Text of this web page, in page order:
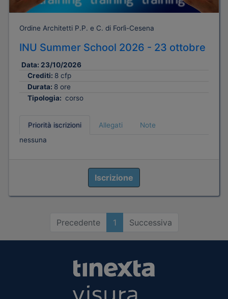
Ordine Architetti P.P. e C. di Forlì-Cesena
INU Summer School 2026 - 23 ottobre
Data: 23/10/2026
Crediti: 8 cfp
Durata: 8 ore
Tipologia: corso
Priorità iscrizioni Allegati
Note
nessuna
Iscrizione
Precedente 1 Successiva